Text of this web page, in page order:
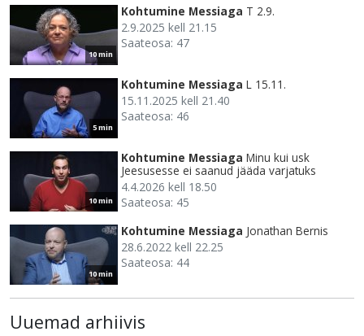
10 min
Kohtumine Messiaga T 2.9.
2.9.2025 kell 21.15
Saateosa: 47
5 min
Kohtumine Messiaga L 15.11.
15.11.2025 kell 21.40
Saateosa: 46
10 min
Kohtumine Messiaga Minu kui usk
Jeesusesse ei saanud jääda varjatuks
4.4.2026 kell 18.50
Saateosa: 45
10 min
Kohtumine Messiaga Jonathan Bernis
28.6.2022 kell 22.25
Saateosa: 44
Uuemad arhiivis